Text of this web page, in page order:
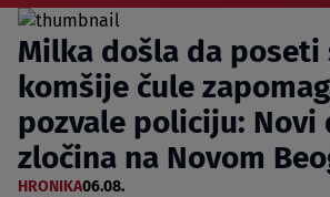
Milka došla da poseti
komšije čule
pozvale policiju: Novi
zločina na Novom
HRONIKA06.08.